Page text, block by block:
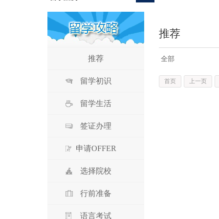
推荐
留学初识
留学生活
签证办理
申请OFFER
选择院校
行前准备
语言考试
推荐
全部
上一页
首页